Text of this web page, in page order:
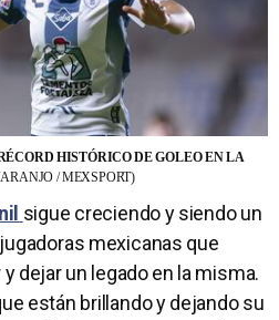
HISTÓRICO DE GOLEO EN LA
/ MEXSPORT)
sigue creciendo y siendo un
mexicanas que
dejar un legado en la misma.
están brillando y dejando su